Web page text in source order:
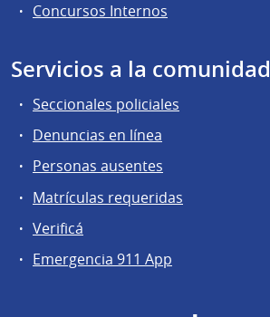
Concursos Internos
Servicios a la comunidad
Seccionales policiales
Denuncias en línea
Personas ausentes
Matrículas requeridas
Verificá
Emergencia 911 App